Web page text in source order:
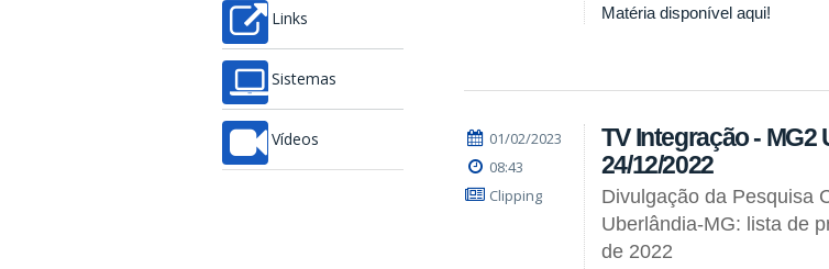
Links
Sistemas
Vídeos
Matéria disponível aqui!
01/02/2023
08:43
Clipping
TV Integração - MG2
24/12/2022
Divulgação da Pesquisa
Uberlândia-MG: lista de
de 2022